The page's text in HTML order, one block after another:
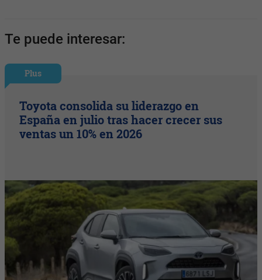
Te puede interesar:
Plus
Toyota consolida su liderazgo en
España en julio tras hacer crecer sus
ventas un 10% en 2026